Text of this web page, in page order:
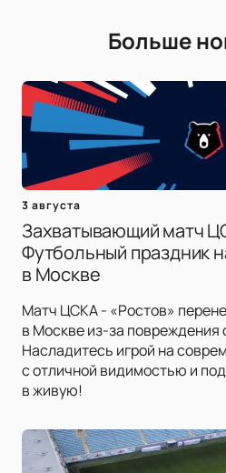
Больше
3 августа
Захватывающий матч
Футбольный праздник
в Москве
Матч ЦСКА - «Ростов»
в Москве из-за повреждения
Насладитесь игрой на
с отличной видимостью и
в живую!